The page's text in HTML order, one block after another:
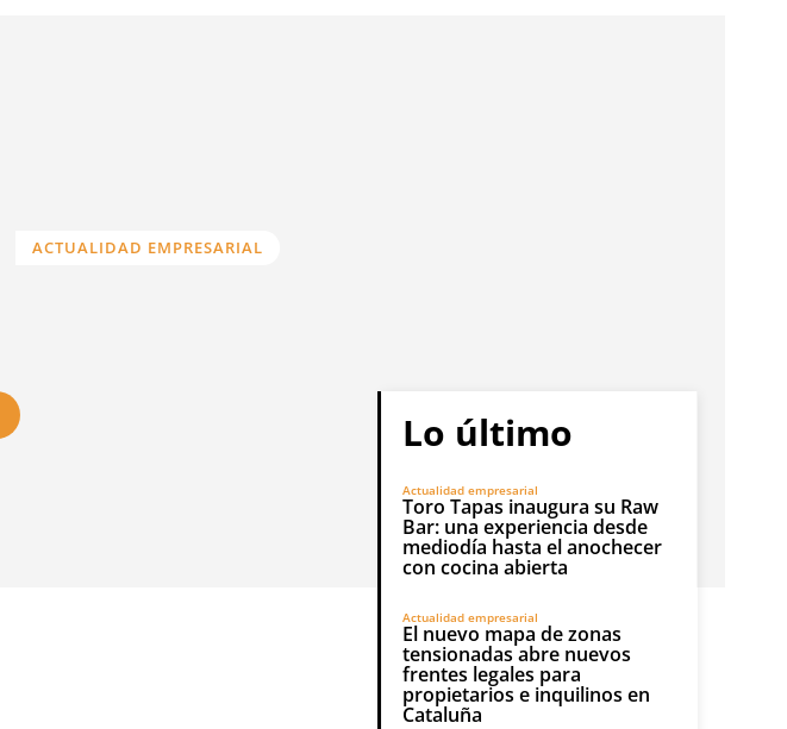
ACTUALIDAD EMPRESARIAL
Lo último
Actualidad empresarial
Toro Tapas inaugura su Raw
Bar: una experiencia desde
mediodía hasta el anochecer
con cocina abierta
Actualidad empresarial
El nuevo mapa de zonas
tensionadas abre nuevos
frentes legales para
propietarios e inquilinos en
Cataluña